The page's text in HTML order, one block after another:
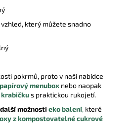
který můžete snadno
pokrmů, proto v naší nabídce
menubox nebo naopak
s praktickou rukojetí.
další možnosti eko balení, které
z kompostovatelné cukrové